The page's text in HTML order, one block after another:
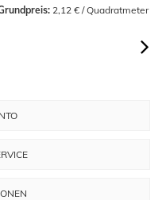
2,12 € / Quadratmeter